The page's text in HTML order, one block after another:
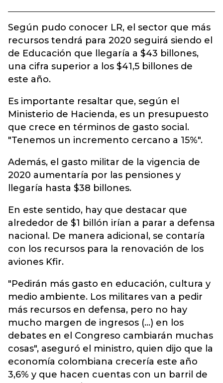
Según pudo conocer LR, el sector que más
recursos tendrá para 2020 seguirá siendo el
de Educación que llegaría a $43 billones,
una cifra superior a los $41,5 billones de
este año.
Es importante resaltar que, según el
Ministerio de Hacienda, es un presupuesto
que crece en términos de gasto social.
"Tenemos un incremento cercano a 15%".
Además, el gasto militar de la vigencia de
2020 aumentaría por las pensiones y
llegaría hasta $38 billones.
En este sentido, hay que destacar que
alrededor de $1 billón irían a parar a defensa
nacional. De manera adicional, se contaría
con los recursos para la renovación de los
aviones Kfir.
"Pedirán más gasto en educación, cultura y
medio ambiente. Los militares van a pedir
más recursos en defensa, pero no hay
mucho margen de ingresos (...) en los
debates en el Congreso cambiarán muchas
cosas", aseguró el ministro, quien dijo que la
economía colombiana crecería este año
3,6% y que hacen cuentas con un barril de